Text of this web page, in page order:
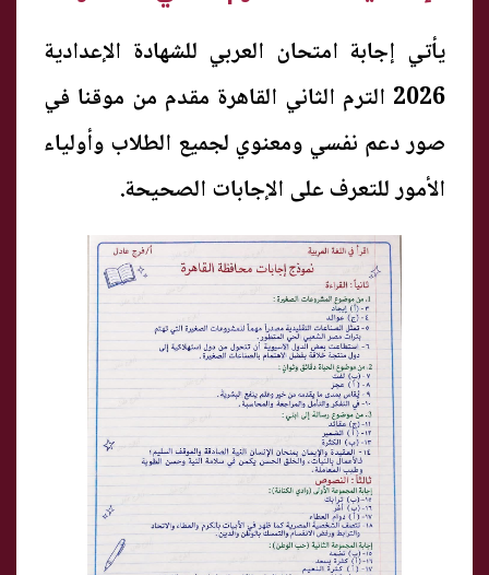
يأتي إجابة امتحان العربي للشهادة الإعدادية
2026 الترم الثاني القاهرة مقدم من موقنا في
صور دعم نفسي ومعنوي لجميع الطلاب وأولياء
الأمور للتعرف على الإجابات الصحيحة.